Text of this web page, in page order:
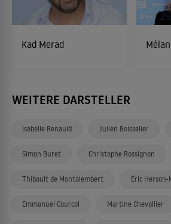
Kad Merad
WEITERE DARSTELLER
Isabelle Renauld Julien Boisselier
Simon Buret Christophe Rossignon
Thibault de Montalembert Éric Herson-
Emmanuel Courcol Martine Chevallier